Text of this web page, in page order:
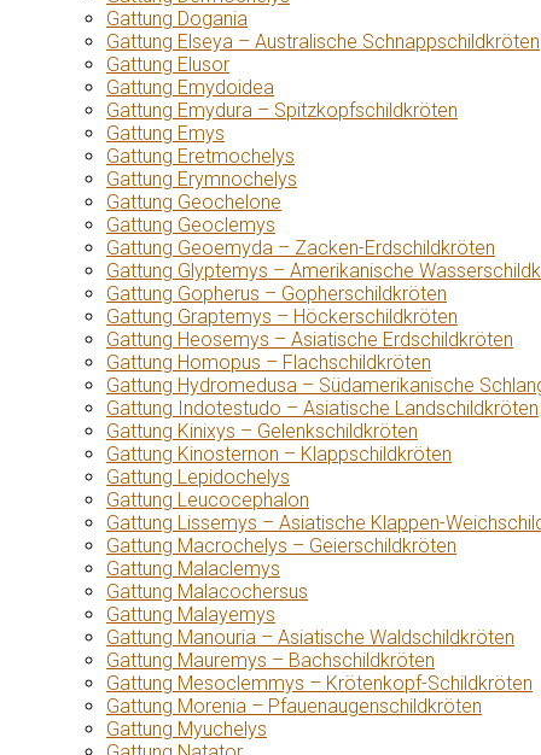
Gattung Dogania
Gattung Elseya – Australische Schnappschildkröten
Gattung Elusor
Gattung Emydoidea
Gattung Emydura – Spitzkopfschildkröten
Gattung Emys
Gattung Eretmochelys
Gattung Erymnochelys
Gattung Geochelone
Gattung Geoclemys
Gattung Geoemyda – Zacken-Erdschildkröten
Gattung Glyptemys – Amerikanische
Gattung Gopherus – Gopherschildkröten
Gattung Graptemys – Höckerschildkröten
Gattung Heosemys – Asiatische Erdschildkröten
Gattung Homopus – Flachschildkröten
Gattung Hydromedusa – Südamerikanische
Gattung Indotestudo – Asiatische Landschildkröten
Gattung Kinixys – Gelenkschildkröten
Gattung Kinosternon – Klappschildkröten
Gattung Lepidochelys
Gattung Leucocephalon
Gattung Lissemys – Asiatische Klappen-
Gattung Macrochelys – Geierschildkröten
Gattung Malaclemys
Gattung Malacochersus
Gattung Malayemys
Gattung Manouria – Asiatische Waldschildkröten
Gattung Mauremys – Bachschildkröten
Gattung Mesoclemmys – Krötenkopf-Schildkröten
Gattung Morenia – Pfauenaugenschildkröten
Gattung Myuchelys